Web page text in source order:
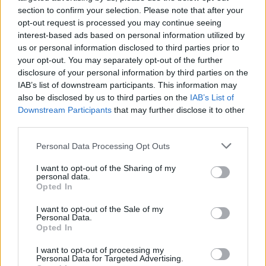
section to confirm your selection. Please note that after your
opt-out request is processed you may continue seeing
interest-based ads based on personal information utilized by
us or personal information disclosed to third parties prior to
your opt-out. You may separately opt-out of the further
disclosure of your personal information by third parties on the
IAB’s list of downstream participants. This information may
also be disclosed by us to third parties on the IAB’s List of
Downstream Participants that may further disclose it to other
Personal Data Processing Opt Outs
I want to opt-out of the Sharing of my
personal data.
Opted In
I want to opt-out of the Sale of my
Personal Data.
Opted In
I want to opt-out of processing my
Personal Data for Targeted Advertising.
Cuadrado,…
Shtuarmë5.05.2021 17:35